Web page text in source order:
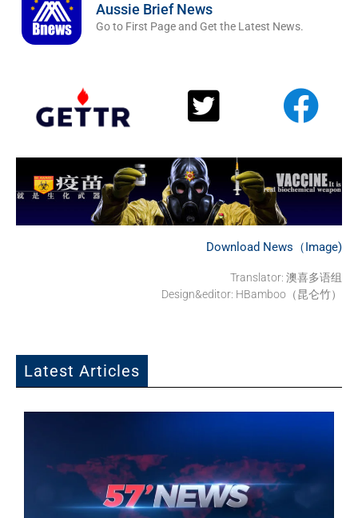
Aussie Brief News
Go to First Page and Get the Latest News.
Download News（Image)
Translator: 澳喜多语组
Design&editor: HBamboo（昆仑竹）
Latest Articles